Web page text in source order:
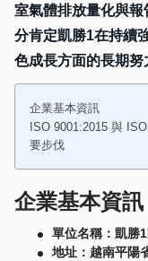
室氣體排放量化與
分肯定凱勝1在持續
色成長方面的長期努
企業基本資訊
ISO 9001:2015 與
要步伐
企業基本資訊
單位名稱：凱勝
地址：越南平陽